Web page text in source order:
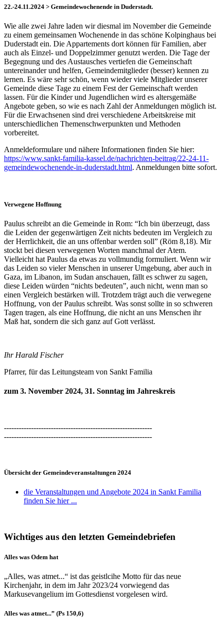
22.-24.11.2024 > Gemeindewochenende in Duderstadt.
Wie alle zwei Jahre laden wir diesmal im November die Gemeinde
zu einem gemeinsamen Wochenende in das schöne Kolpinghaus bei
Duderstadt ein. Die Appartements dort können für Familien, aber
auch als Einzel- und Doppelzimmer genutzt werden. Die Tage der
Begegnung und des Austausches vertiefen die Gemeinschaft
untereinander und helfen, Gemeindemitglieder (besser) kennen zu
lernen. Es wäre sehr schön, wenn wieder viele Mitglieder unserer
Gemeinde diese Tage zu einem Fest der Gemeinschaft werden
lassen. Für die Kinder und Jugendlichen wird es altersgemäße
Angebote geben, so wie es nach Zahl der Anmeldungen möglich ist.
Für die Erwachsenen sind drei verschiedene Arbeitskreise mit
unterschiedlichen Themenschwerpunkten und Methoden
vorbereitet.
Anmeldeformulare und nähere Informationen finden Sie hier:
https://www.sankt-familia-kassel.de/nachrichten-beitrag/22-24-11-
gemeindewochenende-in-duderstadt.html. Anmeldungen bitte sofort.
Verwegene Hoffnung
Paulus schreibt an die Gemeinde in Rom: “Ich bin überzeugt, dass
die Leiden der gegenwärtigen Zeit nichts bedeuten im Vergleich zu
der Herrlichkeit, die an uns offenbar werden soll” (Röm 8,18). Mir
stockt bei diesen verwegenen Worten manchmal der Atem.
Vielleicht hat Paulus da etwas zu vollmundig formuliert. Wenn wir
das Leiden so vieler Menschen in unserer Umgebung, aber auch in
Gaza, im Libanon, im Sudan anschauen, fällt es schwer zu sagen,
diese Leiden würden “nichts bedeuten”, auch nicht, wenn man so
einen Vergleich bestärken will. Trotzdem trägt auch die verwegene
Hoffnung, von der Paulus schreibt. Was sonst sollte in so schweren
Tagen tragen, als eine Hoffnung, die nicht an uns Menschen ihr
Maß hat, sondern die sich ganz auf Gott verlässt.
Ihr Harald Fischer
Pfarrer, für das Leitungsteam von Sankt Familia
zum 3. November 2024, 31. Sonntag im Jahreskreis
------------------------------------------------------------
------------------------------------------------------------
Übersicht der Gemeindeveranstaltungen 2024
die Veranstaltungen und Angebote 2024 in Sankt Familia
finden Sie hier ...
Wichtiges aus den letzten Gemeindebriefen
Alles was Odem hat
„Alles, was atmet...“ ist das geistlcihe Motto für das neue
Kirchenjahr, in dem im Jahr 2023/24 vorwiegend das
Markusevangelium im Gottesdienst vorgelesen wird.
Alles was atmet...” (Ps 150,6)